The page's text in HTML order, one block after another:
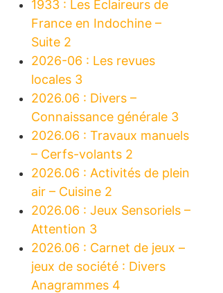
1933 : Les Eclaireurs de
France en Indochine –
Suite 2
2026-06 : Les revues
locales 3
2026.06 : Divers –
Connaissance générale 3
2026.06 : Travaux manuels
– Cerfs-volants 2
2026.06 : Activités de plein
air – Cuisine 2
2026.06 : Jeux Sensoriels –
Attention 3
2026.06 : Carnet de jeux –
jeux de société : Divers
Anagrammes 4